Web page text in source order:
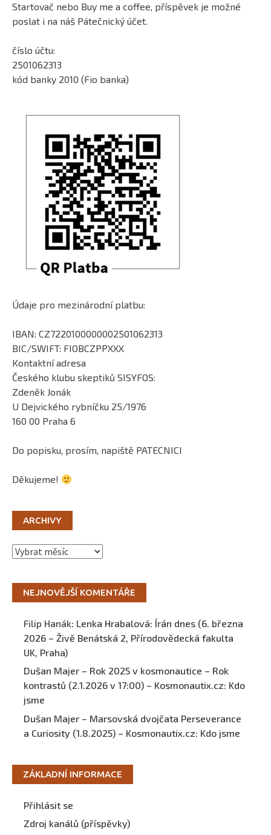
Startovač nebo Buy me a coffee, příspěvek je možné
poslat i na náš Pátečnický účet.
číslo účtu:
2501062313
kód banky 2010 (Fio banka)
Údaje pro mezinárodní platbu:
IBAN: CZ7220100000002501062313
BIC/SWIFT: FIOBCZPPXXX
Kontaktní adresa
Českého klubu skeptiků SISYFOS:
Zdeněk Jonák
U Dejvického rybníčku 25/1976
160 00 Praha 6
Do popisku, prosím, napiště PATECNICI
Děkujeme!
ARCHIVY
Archivy
NEJNOVĚJŠÍ KOMENTÁŘE
Filip Hanák: Lenka Hrabalová: Írán dnes (6. března
2026 – Živě Benátská 2, Přírodovědecká fakulta
UK, Praha)
Dušan Majer – Rok 2025 v kosmonautice – Rok
kontrastů (2.1.2026 v 17:00) – Kosmonautix.cz: Kdo
jsme
Dušan Majer – Marsovská dvojčata Perseverance
a Curiosity (1.8.2025) – Kosmonautix.cz: Kdo jsme
ZÁKLADNÍ INFORMACE
Přihlásit se
Zdroj kanálů (příspěvky)